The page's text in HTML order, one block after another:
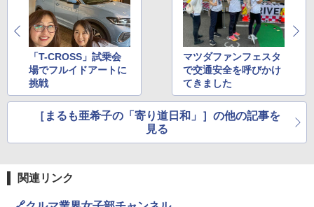
「T-CROSS」試乗会
場でフルイドアートに
挑戦
マツダファンフェスタ
で交通安全を呼びかけ
てきました
［まるも亜希子の「寄り道日和」］の他の記事を
見る
関連リンク